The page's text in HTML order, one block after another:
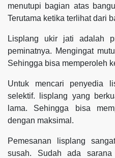
menutupi bagian atas
Terutama ketika terlihat dari
Lisplang ukir jati adalah
peminatnya. Mengingat
Sehingga bisa memperoleh
Untuk mencari penyedia
selektif. lisplang yang
lama. Sehingga bisa
dengan maksimal.
Pemesanan lisplang
susah. Sudah ada